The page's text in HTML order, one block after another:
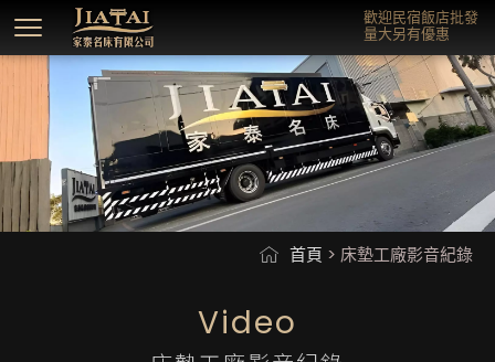
首頁 > 床墊工廠影音紀錄
歡迎民宿飯店批發
量大另有優惠